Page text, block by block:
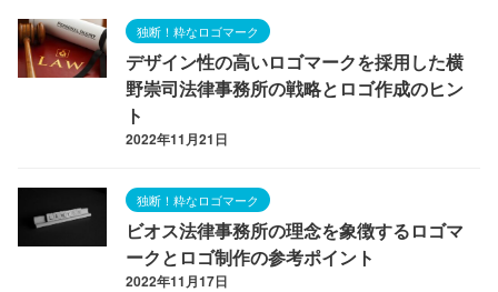
独断！粋なロゴマーク
デザイン性の高いロゴマークを採用した横
野崇司法律事務所の戦略とロゴ作成のヒン
ト
2022年11月21日
独断！粋なロゴマーク
ビオス法律事務所の理念を象徴するロゴマ
ークとロゴ制作の参考ポイント
2022年11月17日